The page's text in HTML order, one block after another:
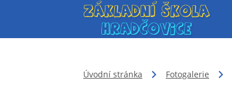
Úvodní stránka Fotogalerie